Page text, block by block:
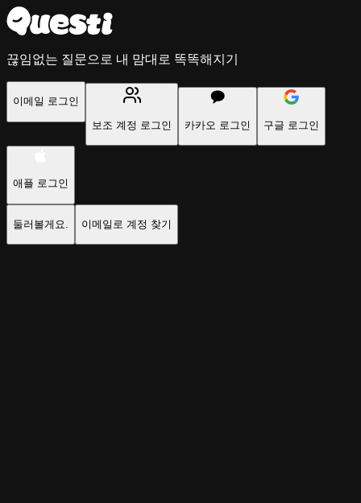
끊임없는 질문으로 내 맘대로 똑똑해지기
이메일 로그인
보조 계정 로그인
카카오 로그인 구글 로그인
애플 로그인
둘러볼게요. 이메일로 계정 찾기